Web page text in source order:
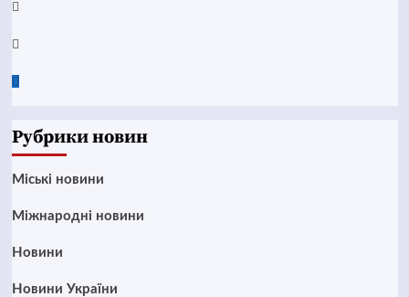
Instagram
Twitter
Google
Рубрики новин
Mіські новини
Міжнародні новини
Новини
Новини України